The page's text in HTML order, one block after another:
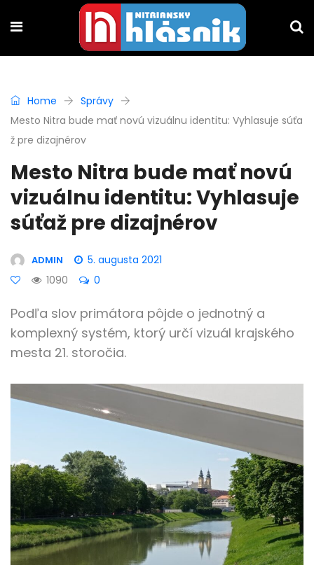
Home
Správy
Mesto Nitra bude mať novú vizuálnu identitu: Vyhlasuje súťa
ž pre dizajnérov
Mesto Nitra bude mať novú
vizuálnu identitu: Vyhlasuje
súťaž pre dizajnérov
ADMIN
5. augusta 2021
1090
0
Podľa slov primátora pôjde o jednotný a
komplexný systém, ktorý určí vizuál krajského
mesta 21. storočia.